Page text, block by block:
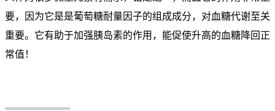
要，因为它是是葡萄糖耐量因子的组成成分，对血糖代谢至关
重要。它有助于加强胰岛素的作用，能促使升高的血糖降回正
常值！